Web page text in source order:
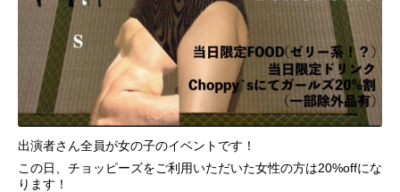
出演者さん全員が女の子のイベントです！
この日、チョッピーズをご利用いただいた女性の方は20%offにな
ります！